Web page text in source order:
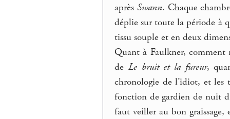
après Swann. Chaque
déplie sur toute la période à
tissu souple et en deux
Quant à Faulkner, comment
de Le bruit et la fureur,
chronologie de l’idiot, et les
fonction de gardien de nuit
faut veiller au bon